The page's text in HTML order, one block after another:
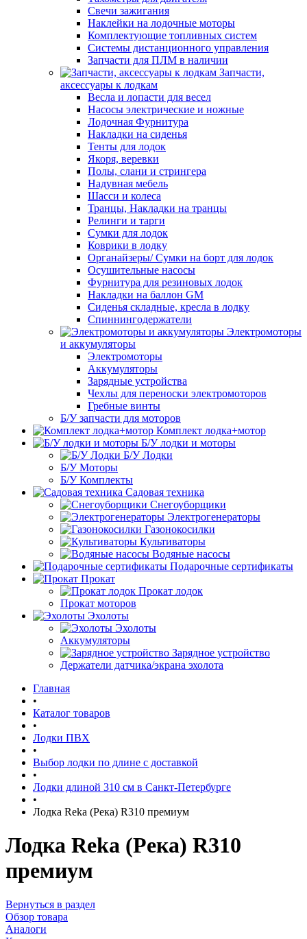
Свечи зажигания
Наклейки на лодочные моторы
Комплектующие топливных систем
Системы дистанционного управления
Запчасти для ПЛМ в наличии
Запчасти,
аксессуары к лодкам
Весла и лопасти для весел
Насосы электрические и ножные
Лодочная Фурнитура
Накладки на сиденья
Тенты для лодок
Якоря, веревки
Полы, слани и стрингера
Надувная мебель
Шасси и колеса
Транцы, Накладки на транцы
Релинги и тарги
Сумки для лодок
Коврики в лодку
Органайзеры/ Сумки на борт для лодок
Осушительные насосы
Фурнитура для резиновых лодок
Накладки на баллон GM
Сиденья складные, кресла в лодку
Спиннингодержатели
Электромоторы
и аккумуляторы
Электромоторы
Аккумуляторы
Зарядные устройства
Чехлы для переноски электромоторов
Гребные винты
Б/У запчасти для моторов
Комплект лодка+мотор
Б/У лодки и моторы
Б/У Лодки
Б/У Моторы
Б/У Комплекты
Садовая техника
Снегоуборщики
Электрогенераторы
Газонокосилки
Культиваторы
Водяные насосы
Подарочные сертификаты
Прокат
Прокат лодок
Прокат моторов
Эхолоты
Эхолоты
Аккумуляторы
Зарядное устройство
Держатели датчика/экрана эхолота
Главная
•
Каталог товаров
•
Лодки ПВХ
•
Выбор лодки по длине c доставкой
•
Лодки длиной 310 см в Санкт-Петербурге
•
Лодка Reka (Река) R310 премиум
Лодка Reka (Река) R310
премиум
Вернуться в раздел
Обзор товара
Аналоги